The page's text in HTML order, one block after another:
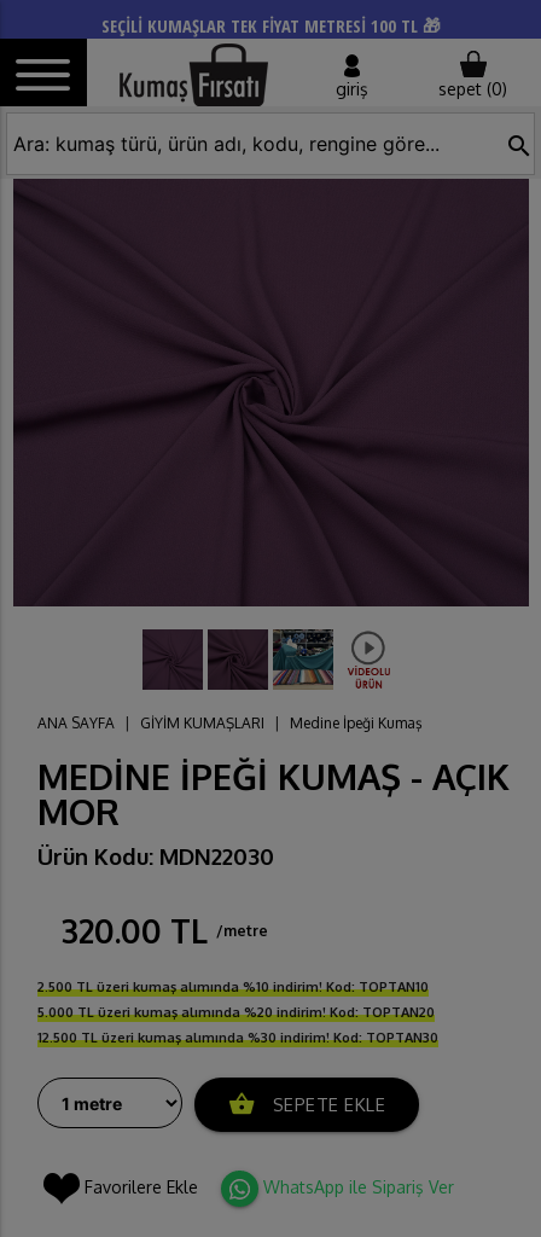
SEÇİLİ KUMAŞLAR TEK FİYAT METRESİ 100 TL 🎁
giriş sepet (0)
search
ANA SAYFA GİYİM KUMAŞLARI Medine İpeği Kumaş
MEDİNE İPEĞİ KUMAŞ - AÇIK
MOR
Ürün Kodu: MDN22030
320.00 TL /metre
2.500 TL üzeri kumaş alımında %10 indirim! Kod: TOPTAN10
5.000 TL üzeri kumaş alımında %20 indirim! Kod: TOPTAN20
12.500 TL üzeri kumaş alımında %30 indirim! Kod: TOPTAN30
shopping_basket SEPETE EKLE
Favorilere Ekle WhatsApp ile Sipariş Ver